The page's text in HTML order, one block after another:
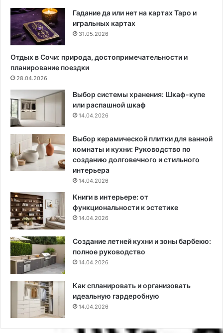
м
ы
к
л
ы
е
м
т
ы
Гадание да или нет на картах Таро и
игральных картах
31.05.2026
Отдых в Сочи: природа, достопримечательности и
планирование поездки
28.04.2026
Выбор системы хранения: Шкаф-купе
или распашной шкаф
14.04.2026
Выбор керамической плитки для ванной
комнаты и кухни: Руководство по
созданию долговечного и стильного
интерьера
14.04.2026
Книги в интерьере: от
функциональности к эстетике
14.04.2026
Создание летней кухни и зоны барбекю:
полное руководство
14.04.2026
Как спланировать и организовать
идеальную гардеробную
14.04.2026